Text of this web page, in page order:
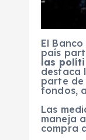
El
país
las
destaca
parte de
fondos,
Las
maneja
compra